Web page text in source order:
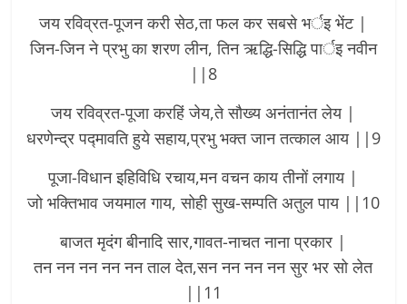
जय रविव्रत-पूजन करी सेठ,ता फल कर सबसे भर्इ भेंट |
जिन-जिन ने प्रभु का शरण लीन, तिन ऋद्धि-सिद्धि पार्इ नवीन
||8
जय रविव्रत-पूजा करहिं जेय,ते सौख्य अनंतानंत लेय |
धरणेन्द्र पद्मावति हुये सहाय,प्रभु भक्त जान तत्काल आय ||9
पूजा-विधान इहिविधि रचाय,मन वचन काय तीनों लगाय |
जो भक्तिभाव जयमाल गाय, सोही सुख-सम्पति अतुल पाय ||10
बाजत मृदंग बीनादि सार,गावत-नाचत नाना प्रकार |
तन नन नन नन नन ताल देत,सन नन नन नन सुर भर सो लेत
||11